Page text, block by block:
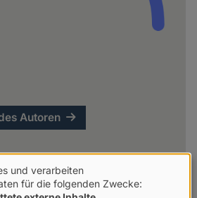
Autoren
und verarbeiten
für die folgenden Zwecke: